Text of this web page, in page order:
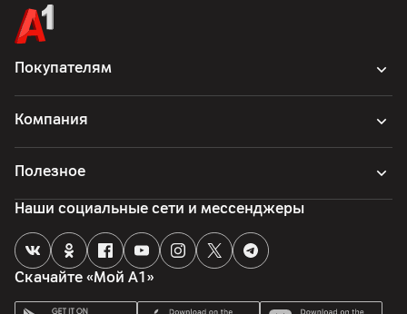
Покупателям
Компания
Полезное
Скачайте «Мой А1»
Наши социальные сети и мессенджеры